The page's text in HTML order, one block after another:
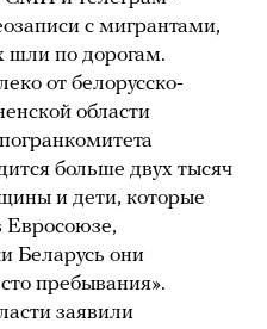
с мигрантами,
шли по дорогам.
от белорусско-
области
больше двух тысяч
и дети, которые
Евросоюзе,
Беларусь они
пребывания».
заявили